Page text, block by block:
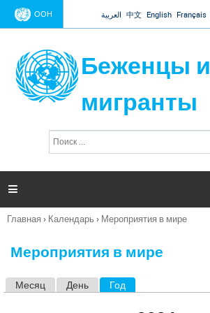
Jump to navigation
ООН العربية 中文 English Français
Беженцы и
мигранты
п
и

Вы
Главная › Календарь › Мероприятия в мире
Мероприятия в мире
Месяц День Год